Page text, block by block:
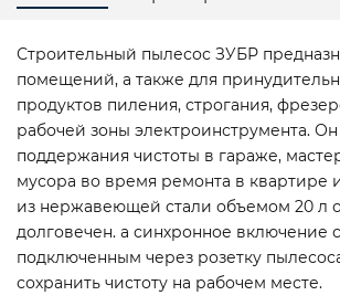
Строительный пылесос ЗУБР
помещений, а также для
продуктов пиления, строгания,
рабочей зоны электроинструмента.
поддержания чистоты в гараже,
мусора во время ремонта в квартире
из нержавеющей стали объемом 20 л
долговечен. а синхронное включение
подключенным через розетку
сохранить чистоту на рабочем месте.